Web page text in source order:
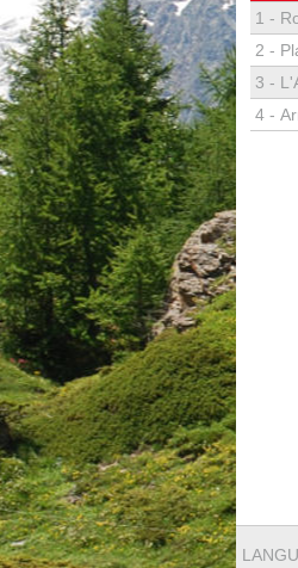
1 -
2 -
3 -
4 -